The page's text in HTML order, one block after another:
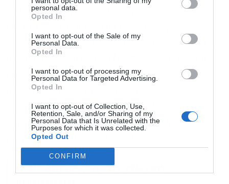
personal data.
Opted In
I want to opt-out of the Sale of my
Personal Data.
Opted In
I want to opt-out of processing my
Personal Data for Targeted Advertising.
Opted In
I want to opt-out of Collection, Use,
Retention, Sale, and/or Sharing of my
Personal Data that Is Unrelated with the
Purposes for which it was collected.
Opted Out
CONFIRM
πολέμων, οδηγώντας στην οριστική χρεοκοπία
Εταιρεία Ανατολικών Ινδιών (HEIC) αναδείχθηκε
τους Γάλλους και τους Ολλανδούς. Η HEIC
απέκτησε τον πλήρη έλεγχο της Ινδίας και του
εμπορίου με την Κίνα, ενώ η Γαλλία παρέμεινε ο
κύριος στρατιωτικός αντίπαλος της Βρετανίας
μέχρι τη Γαλλική Επανάσταση.
Ο κίνδυνος για την εθνική
Αποδέχομαι τους